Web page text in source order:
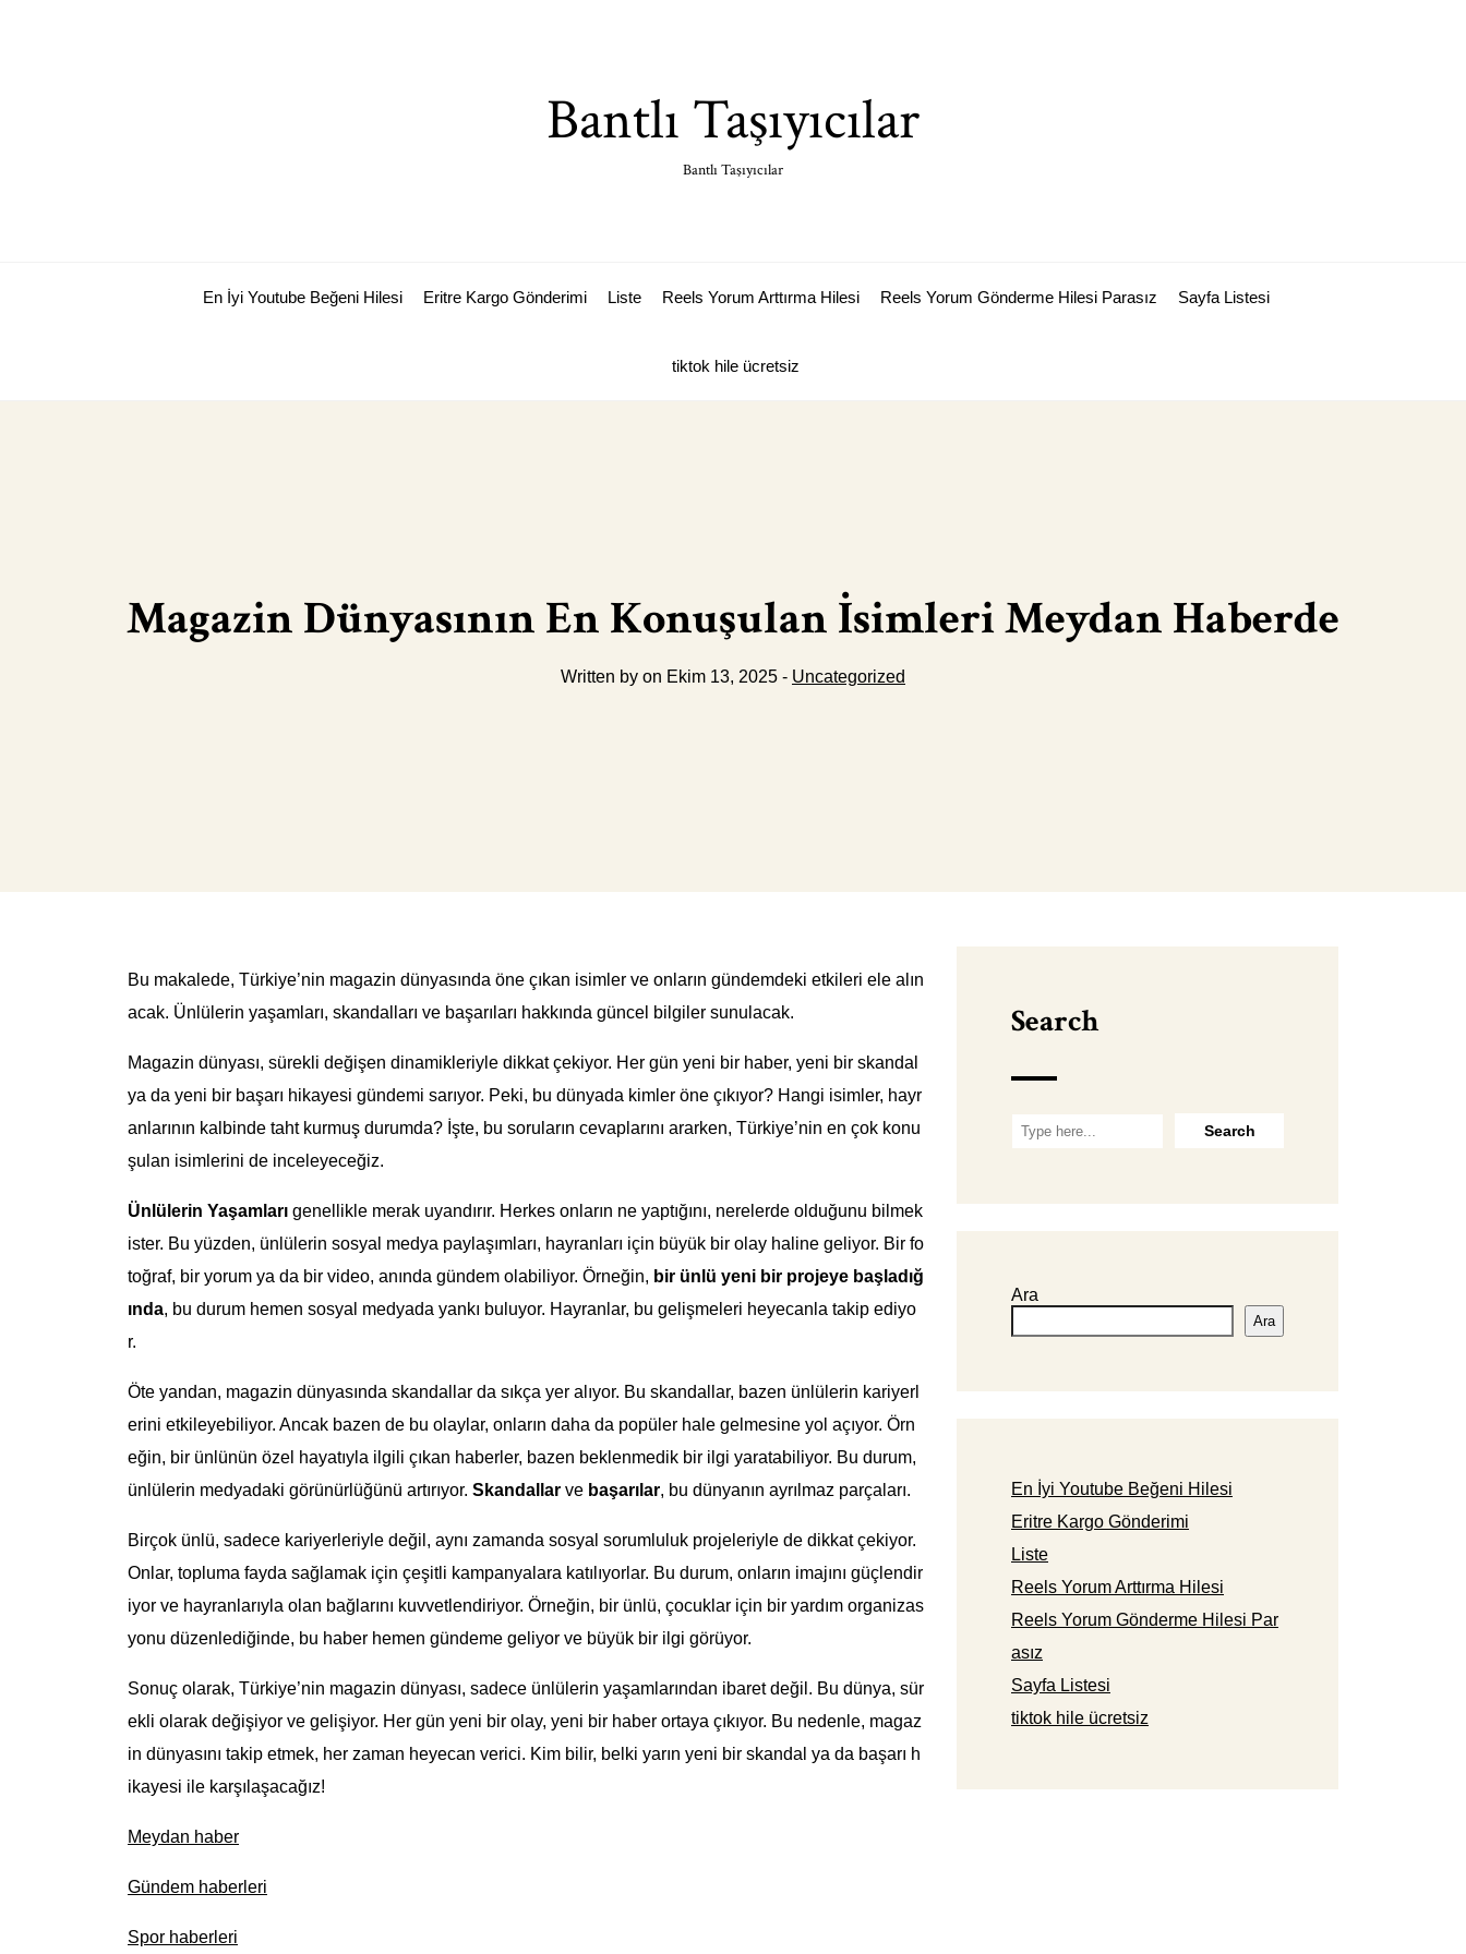
Bantlı Taşıyıcılar
Bantlı Taşıyıcılar
En İyi Youtube Beğeni Hilesi Eritre Kargo Gönderimi Liste Reels Yorum Arttırma Hilesi Reels Yorum Gönderme Hilesi Parasız Sayfa Listesi
tiktok hile ücretsiz
Magazin Dünyasının En Konuşulan İsimleri Meydan Haberde
Written by on Ekim 13, 2025 - Uncategorized
Bu makalede, Türkiye’nin magazin dünyasında öne çıkan isimler ve onların gündemdeki etkileri ele alın
acak. Ünlülerin yaşamları, skandalları ve başarıları hakkında güncel bilgiler sunulacak.
Magazin dünyası, sürekli değişen dinamikleriyle dikkat çekiyor. Her gün yeni bir haber, yeni bir skandal
ya da yeni bir başarı hikayesi gündemi sarıyor. Peki, bu dünyada kimler öne çıkıyor? Hangi isimler, hayr
anlarının kalbinde taht kurmuş durumda? İşte, bu soruların cevaplarını ararken, Türkiye’nin en çok konu
şulan isimlerini de inceleyeceğiz.
Ünlülerin Yaşamları genellikle merak uyandırır. Herkes onların ne yaptığını, nerelerde olduğunu bilmek
ister. Bu yüzden, ünlülerin sosyal medya paylaşımları, hayranları için büyük bir olay haline geliyor. Bir fo
toğraf, bir yorum ya da bir video, anında gündem olabiliyor. Örneğin, bir ünlü yeni bir projeye başladığ
ında, bu durum hemen sosyal medyada yankı buluyor. Hayranlar, bu gelişmeleri heyecanla takip ediyo
r.
Öte yandan, magazin dünyasında skandallar da sıkça yer alıyor. Bu skandallar, bazen ünlülerin kariyerl
erini etkileyebiliyor. Ancak bazen de bu olaylar, onların daha da popüler hale gelmesine yol açıyor. Örn
eğin, bir ünlünün özel hayatıyla ilgili çıkan haberler, bazen beklenmedik bir ilgi yaratabiliyor. Bu durum,
ünlülerin medyadaki görünürlüğünü artırıyor. Skandallar ve başarılar, bu dünyanın ayrılmaz parçaları.
Birçok ünlü, sadece kariyerleriyle değil, aynı zamanda sosyal sorumluluk projeleriyle de dikkat çekiyor.
Onlar, topluma fayda sağlamak için çeşitli kampanyalara katılıyorlar. Bu durum, onların imajını güçlendir
iyor ve hayranlarıyla olan bağlarını kuvvetlendiriyor. Örneğin, bir ünlü, çocuklar için bir yardım organizas
yonu düzenlediğinde, bu haber hemen gündeme geliyor ve büyük bir ilgi görüyor.
Sonuç olarak, Türkiye’nin magazin dünyası, sadece ünlülerin yaşamlarından ibaret değil. Bu dünya, sür
ekli olarak değişiyor ve gelişiyor. Her gün yeni bir olay, yeni bir haber ortaya çıkıyor. Bu nedenle, magaz
in dünyasını takip etmek, her zaman heyecan verici. Kim bilir, belki yarın yeni bir skandal ya da başarı h
ikayesi ile karşılaşacağız!
Meydan haber
Gündem haberleri
Spor haberleri
Search
Ara
Ara
En İyi Youtube Beğeni Hilesi
Eritre Kargo Gönderimi
Liste
Reels Yorum Arttırma Hilesi
Reels Yorum Gönderme Hilesi Par
asız
Sayfa Listesi
tiktok hile ücretsiz